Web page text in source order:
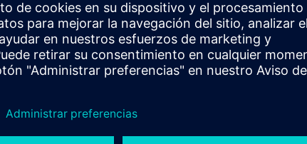
o se basa en un producto o solución Siemens
mediante la creación de un nuevo producto, o
nueva solución para el cliente mediante la
del producto Siemens Xcelerator y el
propio